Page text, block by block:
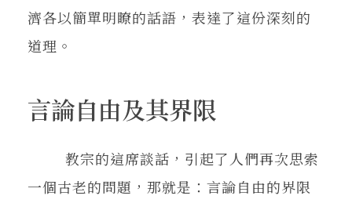
濟各以簡單明瞭的話語，表達了這份深刻的
道理。
言論自由及其界限
教宗的這席談話，引起了人們再次思索
一個古老的問題，那就是：言論自由的界限